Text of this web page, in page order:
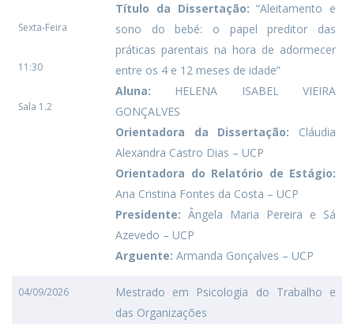
Sexta-Feira
11:30
Sala 1.2
Título da Dissertação: “Aleitamento e
sono do bebé: o papel preditor das
práticas parentais na hora de adormecer
entre os 4 e 12 meses de idade”
Aluna: HELENA ISABEL VIEIRA
GONÇALVES
Orientadora da Dissertação: Cláudia
Alexandra Castro Dias – UCP
Orientadora do Relatório de Estágio:
Ana Cristina Fontes da Costa – UCP
Presidente: Ângela Maria Pereira e Sá
Azevedo – UCP
Arguente: Armanda Gonçalves – UCP
04/09/2026
Mestrado em Psicologia do Trabalho e
das Organizações